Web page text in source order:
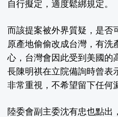
自行擬定，適度鬆綁規定。
而該提案被外界質疑，是否
原產地偷偷改成台灣，有洗
心，台灣會因此受到美國的
長陳明祺在立院備詢時曾表
非常重視，不希望留下任何
陸委會副主委沈有忠也點出